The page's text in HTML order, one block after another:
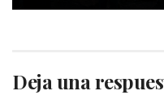
Deja una